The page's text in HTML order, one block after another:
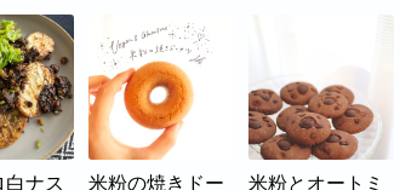
白ナス
米粉の焼きドー
米粉とオートミ